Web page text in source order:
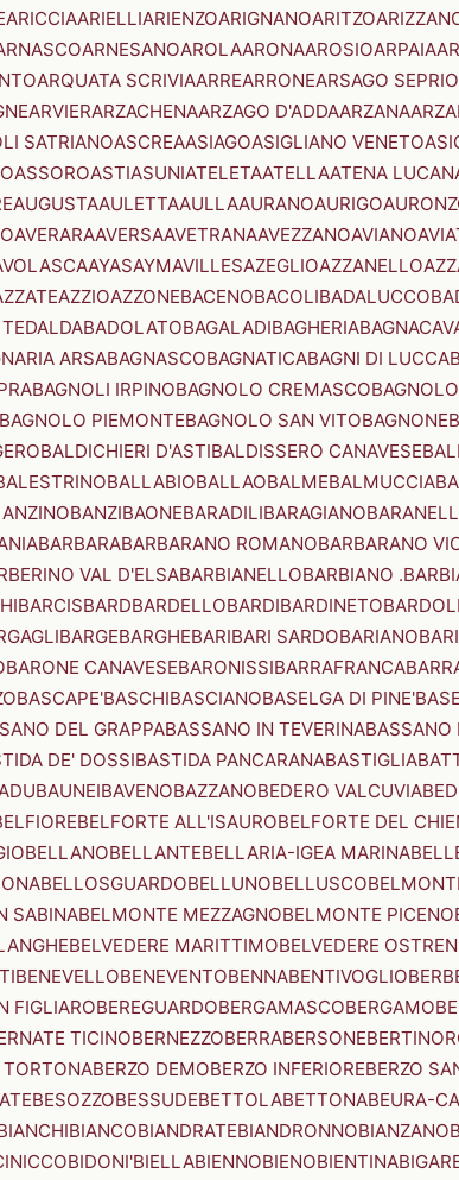
ARICCIAARIELLIARIENZOARIGNANOARITZO
ARNESANOAROLAARONAAROSIOARPAIA
ARQUATA SCRIVIAARREARRONEARSAGO SEPRIO
ARVIERARZACHENAARZAGO D'ADDAARZANA
SATRIANOASCREAASIAGOASIGLIANO VENETO
ASSOROASTIASUNIATELETAATELLAATENA
AUGUSTAAULETTAAULLAAURANOAURIGO
AVERARAAVERSAAVETRANAAVEZZANOAVIANO
AYASAYMAVILLESAZEGLIOAZZANELLO
AZZIOAZZONEBACENOBACOLIBADALUCCO
BADOLATOBAGALADIBAGHERIA
ARSABAGNASCOBAGNATICABAGNI DI LUCCA
BAGNOLI IRPINOBAGNOLO CREMASCO
BAGNOLO PIEMONTEBAGNOLO SAN VITOBAGNONE
BALDICHIERI D'ASTIBALDISSERO CANAVESE
BALLABIOBALLAOBALMEBALMUCCIA
BANZIBAONEBARADILIBARAGIANO
BARBARABARBARANO ROMANOBARBARANO
VAL D'ELSABARBIANELLOBARBIANO
BARCISBARDBARDELLOBARDIBARDINETO
BARGEBARGHEBARIBARI SARDOBARIANO
BARONE CANAVESEBARONISSIBARRAFRANCA
BASCAPE'BASCHIBASCIANOBASELGA DI PINE'
DEL GRAPPABASSANO IN TEVERINABASSANO
DE' DOSSIBASTIDA PANCARANABASTIGLIA
BAUNEIBAVENOBAZZANOBEDERO VALCUVIA
BELFORTE ALL'ISAUROBELFORTE DEL
BELLANOBELLANTEBELLARIA-IGEA MARINA
BELLOSGUARDOBELLUNOBELLUSCO
SABINABELMONTE MEZZAGNOBELMONTE PICENO
BELVEDERE MARITTIMOBELVEDERE
BENEVELLOBENEVENTOBENNABENTIVOGLIO
FIGLIAROBEREGUARDOBERGAMASCOBERGAMO
TICINOBERNEZZOBERRABERSONE
TORTONABERZO DEMOBERZO INFERIOREBERZO
BESOZZOBESSUDEBETTOLABETTONABEURA-
BIANCOBIANDRATEBIANDRONNOBIANZANO
BIDONI'BIELLABIENNOBIENOBIENTINA